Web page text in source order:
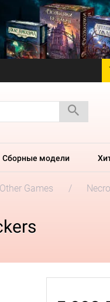
Сборные модели
Other Games